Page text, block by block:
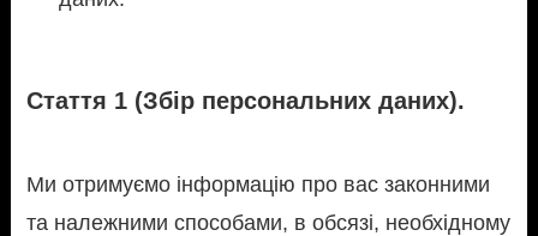
Стаття 1 (Збір персональних даних).
Ми отримуємо інформацію про вас законними
та належними способами, в обсязі, необхідному